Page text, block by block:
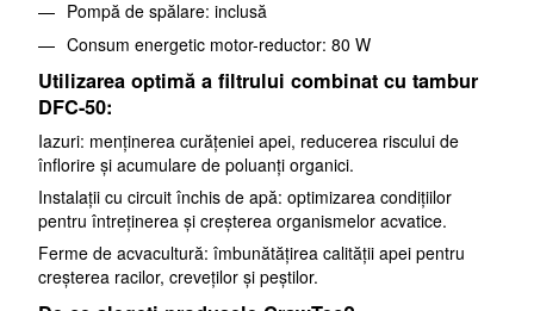
Pompă de spălare: inclusă
Consum energetic motor-reductor: 80 W
Utilizarea optimă a filtrului combinat cu tambur
DFC-50:
Iazuri: menținerea curățeniei apei, reducerea riscului de
înflorire și acumulare de poluanți organici.
Instalații cu circuit închis de apă: optimizarea condițiilor
pentru întreținerea și creșterea organismelor acvatice.
Ferme de acvacultură: îmbunătățirea calității apei pentru
creșterea racilor, creveților și peștilor.